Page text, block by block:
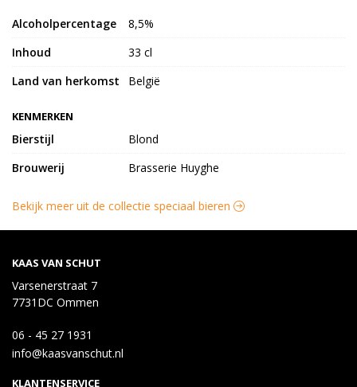
Alcoholpercentage
8,5%
Inhoud
33 cl
Land van herkomst
België
KENMERKEN
Bierstijl
Blond
Brouwerij
Brasserie Huyghe
Bekijk meer uit de collectie speciaal bieren
KAAS VAN SCHUT
Varsenerstraat 7
7731DC Ommen
06 - 45 27 1931
info@kaasvanschut.nl
KLANTENSERVICE